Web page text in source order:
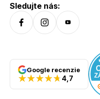
Sledujte nás:
Google recenzie
4,7